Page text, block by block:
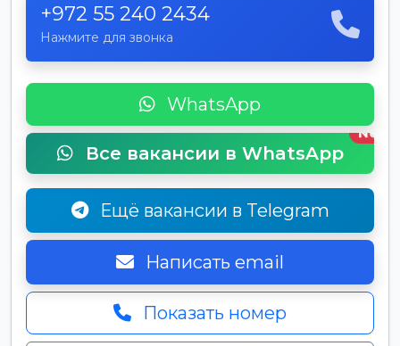
+972 55 240 2434
Нажмите для звонка
WhatsApp
Все вакансии в WhatsApp
New
Ещё вакансии в Telegram
Написать email
Показать номер